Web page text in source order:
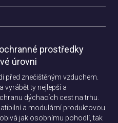
prostředky
úrovni
před znečištěným vzduchem.
vyrábět ty nejlepší a
dýchacích cest na trhu.
a modulární produktovou
jak osobnímu pohodlí, tak